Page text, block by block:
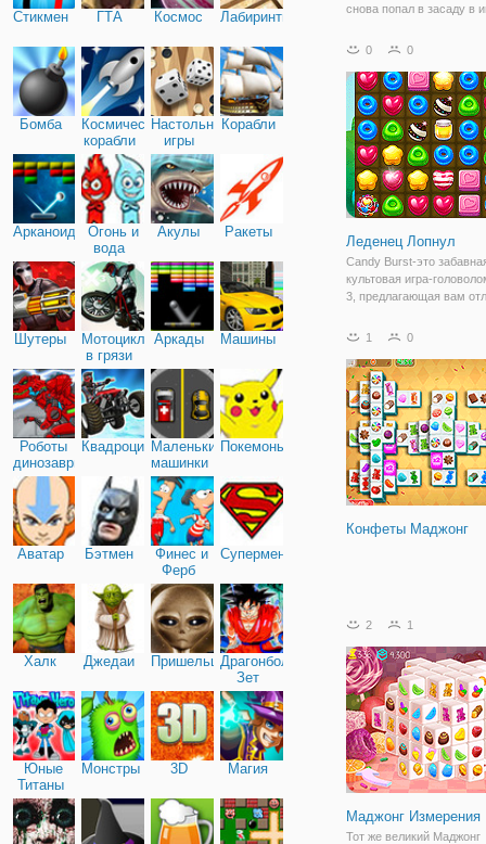
Стикмен ГТА Космос Лабиринты
Бомба
Космические
корабли
Настольные
игры
Корабли
Арканоид
Огонь и
вода
Акулы Ракеты
Шутеры
Мотоциклы
в грязи
Аркады Машины
Роботы
динозавры
КвадроциклыМаленькие
машинки
Покемоны
Аватар Бэтмен
Финес и
Ферб
Супермен
Халк Джедаи ПришельцыДрагонболл
Зет
Юные
Титаны
Монстры 3D Магия
снова попал в засаду в
в предыдущих сериях
нужно перерезать
которой держится
0 0
Леденец Лопнул
Candy Burst-это
культовая игра-
3, предлагающая вам
расслаблением и
меняйте местами и
конфеты в
1 0
Конфеты Маджонг
2 1
Маджонг Измерения
Тот же великий Маджонг